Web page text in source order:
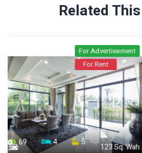
Related This
For Advertisement
For Rent
64 1 1